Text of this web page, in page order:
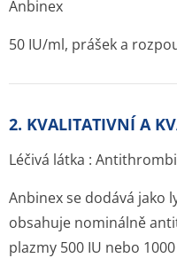
Anbinex
50 IU/ml, prášek a
2. KVALITATIVNÍ A
Léčivá látka :
Anbinex se dodává jako
obsahuje nominálně
plazmy 500 IU nebo